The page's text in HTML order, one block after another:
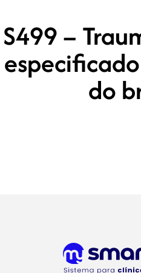
S499 –
do